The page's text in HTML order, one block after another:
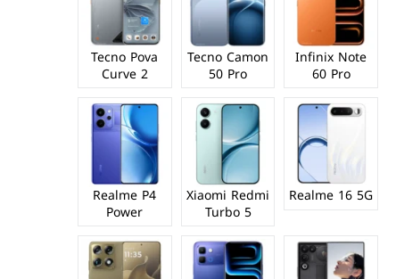
Infinix Note
60 Pro
Tecno Camon
50 Pro
Tecno Pova
Curve 2
Realme 16 5G
Xiaomi Redmi
Turbo 5
Realme P4
Power